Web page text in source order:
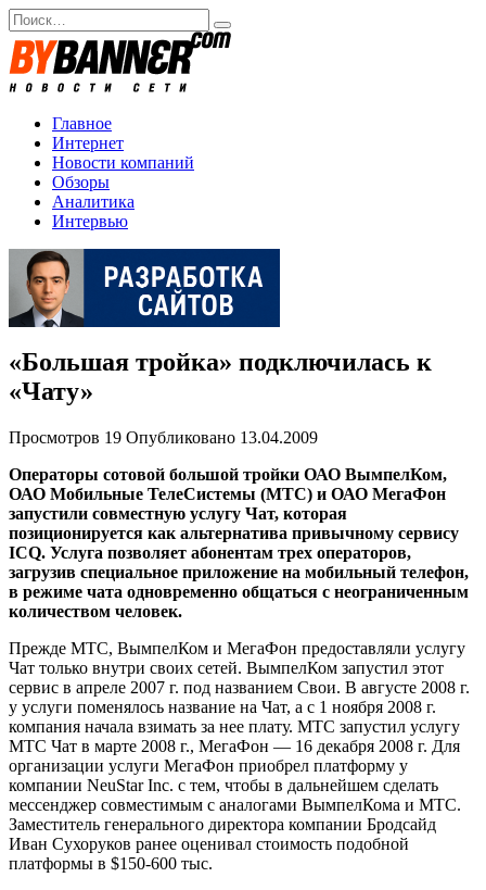
Перейти
к
содержанию
Search
for:
Главное
Интернет
Новости компаний
Обзоры
Аналитика
Интервью
«Большая тройка» подключилась к
«Чату»
Просмотров 19 Опубликовано 13.04.2009
Операторы сотовой большой тройки ОАО ВымпелКом,
ОАО Мобильные ТелеСистемы (МТС) и ОАО МегаФон
запустили совместную услугу Чат, которая
позиционируется как альтернатива привычному сервису
ICQ. Услуга позволяет абонентам трех операторов,
загрузив специальное приложение на мобильный телефон,
в режиме чата одновременно общаться с неограниченным
количеством человек.
Прежде МТС, ВымпелКом и МегаФон предоставляли услугу
Чат только внутри своих сетей. ВымпелКом запустил этот
сервис в апреле 2007 г. под названием Свои. В августе 2008 г.
у услуги поменялось название на Чат, а с 1 ноября 2008 г.
компания начала взимать за нее плату. МТС запустил услугу
МТС Чат в марте 2008 г., МегаФон — 16 декабря 2008 г. Для
организации услуги МегаФон приобрел платформу у
компании NeuStar Inc. с тем, чтобы в дальнейшем сделать
мессенджер совместимым с аналогами ВымпелКома и МТС.
Заместитель генерального директора компании Бродсайд
Иван Сухоруков ранее оценивал стоимость подобной
платформы в $150-600 тыс.